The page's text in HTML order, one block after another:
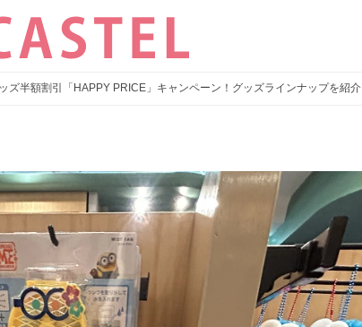
ズ半額割引「HAPPY PRICE」キャンペーン！グッズラインナップを紹介